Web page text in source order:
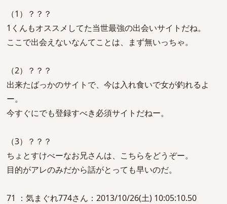
（1）？？？
1くんもオススメしてた当世最強の出会いサイトだね。
ここで出会えないなんてことは、まず無いっちゃ。
（2）？？？
出来たばっかのサイトで、今は入れ食いで女が釣れるよ
ー。
今すぐにでも登録すべき必須サイトだねー。
（3）？？？
ちょとすけべーなお兄さんは、こちらをどうぞー。
目的がアレのみだから話がとっても早いのだ。
71 ：気まぐれ774さん：2013/10/26(土) 10:05:10.50